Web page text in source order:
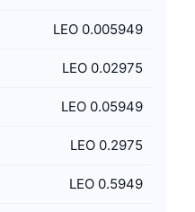
LEO 0.005949
LEO 0.02975
LEO 0.05949
LEO 0.2975
LEO 0.5949